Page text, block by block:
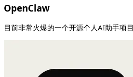
OpenClaw
目前非常火爆的一个开源个人AI助手项目